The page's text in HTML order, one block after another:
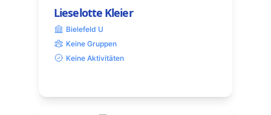
Lieselotte Kleier
Bielefeld U
Keine Gruppen
Keine Aktivitäten